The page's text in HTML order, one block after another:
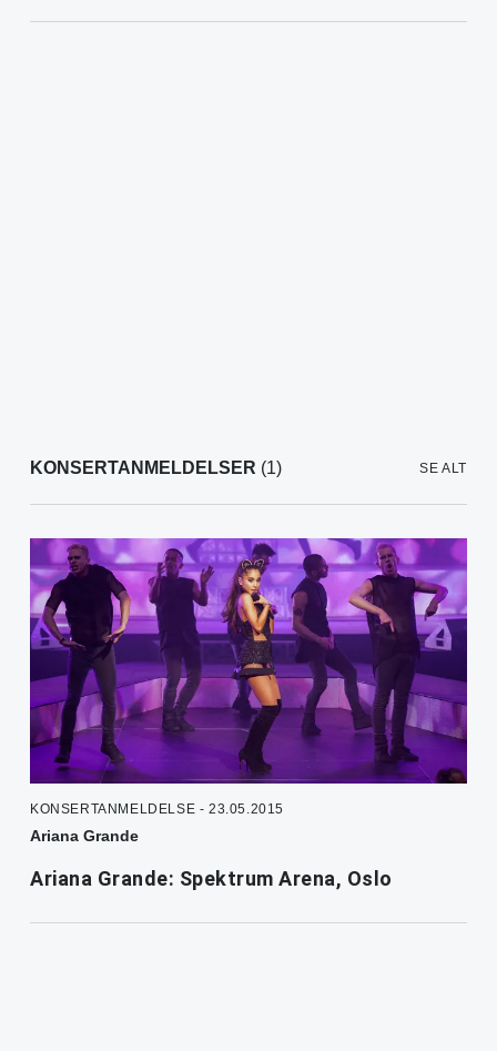
KONSERTANMELDELSER (1) SE ALT
KONSERTANMELDELSE - 23.05.2015
Ariana Grande
Ariana Grande: Spektrum Arena, Oslo